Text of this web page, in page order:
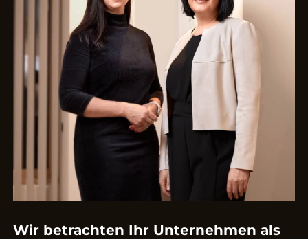
Wir betrachten Ihr Unternehmen als